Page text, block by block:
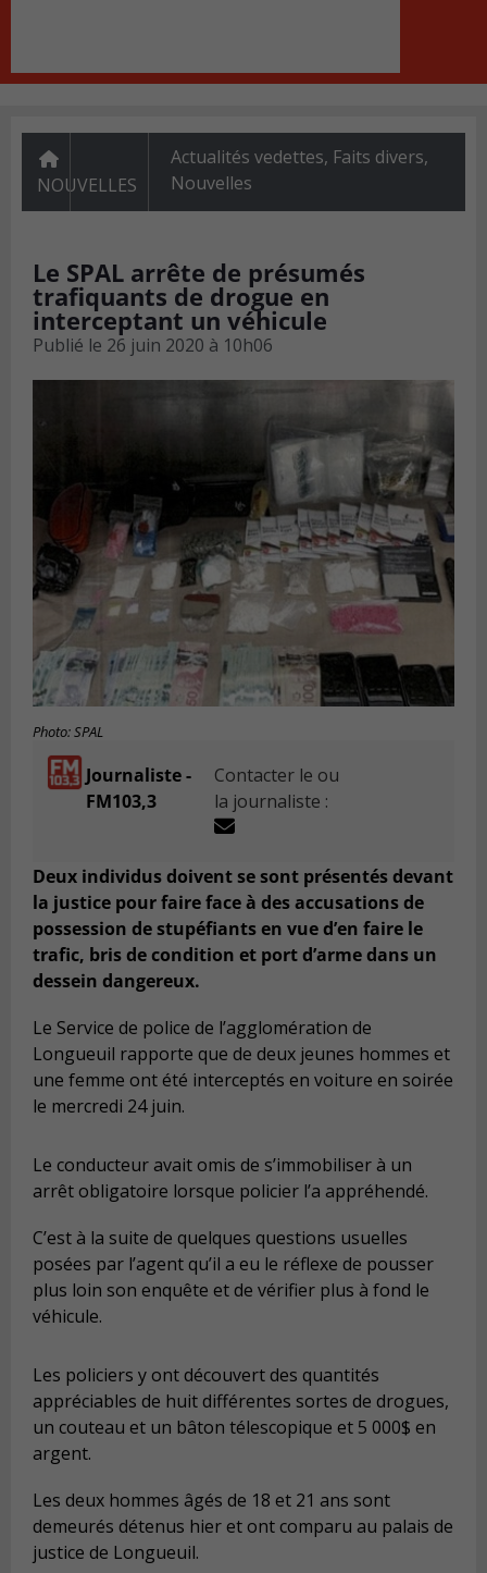
NOUVELLES
Actualités vedettes, Faits divers,
Nouvelles
Le SPAL arrête de présumés
trafiquants de drogue en
interceptant un véhicule
Publié le 26 juin 2020 à 10h06
Photo: SPAL
Journaliste -
FM103,3
Contacter le ou
la journaliste :
Deux individus doivent se sont présentés devant
la justice pour faire face à des accusations de
possession de stupéfiants en vue d’en faire le
trafic, bris de condition et port d’arme dans un
dessein dangereux.
Le Service de police de l’agglomération de
Longueuil rapporte que de deux jeunes hommes et
une femme ont été interceptés en voiture en soirée
le mercredi 24 juin.
Le conducteur avait omis de s’immobiliser à un
arrêt obligatoire lorsque policier l’a appréhendé.
C’est à la suite de quelques questions usuelles
posées par l’agent qu’il a eu le réflexe de pousser
plus loin son enquête et de vérifier plus à fond le
véhicule.
Les policiers y ont découvert des quantités
appréciables de huit différentes sortes de drogues,
un couteau et un bâton télescopique et 5 000$ en
argent.
Les deux hommes âgés de 18 et 21 ans sont
demeurés détenus hier et ont comparu au palais de
justice de Longueuil.